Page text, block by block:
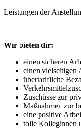
Leistungen der
Wir bieten dir:
einen sicheren
einen vielseitigen
übertarifliche
Zuschüsse zur
Maßnahmen zur
eine positive
tolle Kolleginnen